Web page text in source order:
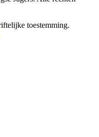
toestemming.